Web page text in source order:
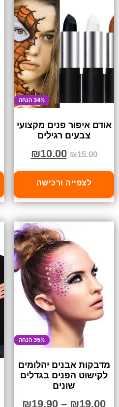
34% הנחה
אודם איפור פנים מקצועי
צבעים רגילים
₪15.00
₪10.00
לצפייה ורכישה
35% הנחה
מדבקות אבנים יהלומים
לקישוט הפנים בגדלים
שונים
₪19.00
–
₪19.90